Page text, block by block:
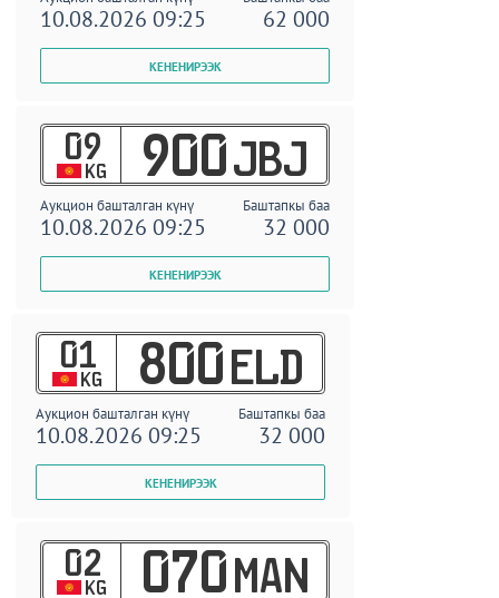
10.08.2026 09:25 62 000
09
KG 900 JBJ
Аукцион башталган күнү Баштапкы баа
10.08.2026 09:25 32 000
01
KG 800 ELD
Аукцион башталган күнү Баштапкы баа
10.08.2026 09:25 32 000
02
KG 070 MAN